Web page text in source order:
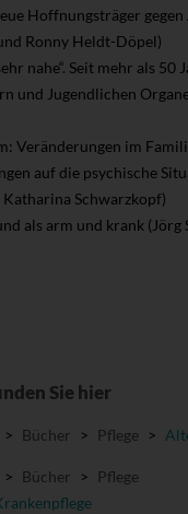
Hoffnungsträger gegen
Ronny Heldt-Döpel)
nahe“. Seit mehr als 50
und Jugendlichen
Veränderungen im
auf die psychische
Schwarzkopf)
als arm und krank (Jörg
Sie hier
> Bücher > Pflege >
> Bücher >
Pflege